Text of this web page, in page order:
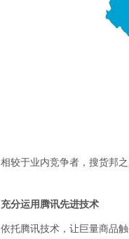
相较于业内竞争者，搜货邦
充分运用腾讯先进技术
依托腾讯技术，让巨量商品